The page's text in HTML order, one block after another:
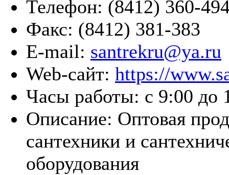
Телефон: (8412) 360-
Факс: (8412) 381-383
E-mail: santrekru@ya.ru
Web-сайт: https://
Часы работы: с 9:00 до
Описание: Оптовая
сантехники и
оборудования